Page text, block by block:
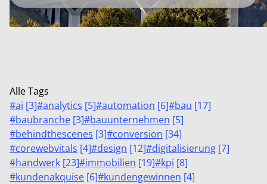
Alle Tags
#ai [3]#analytics [5]#automation [6]#bau [17]
#baubranche [3]#bauunternehmen [5]
#behindthescenes [3]#conversion [34]
#corewebvitals [4]#design [12]#digitalisierung [7]
#handwerk [23]#immobilien [19]#kpi [8]
#kundenakquise [6]#kundengewinnen [4]